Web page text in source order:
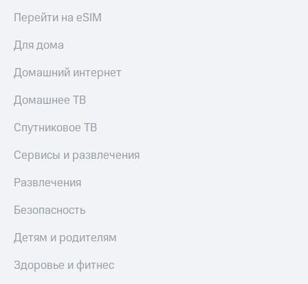
Перейти на eSIM
Для дома
Домашний интернет
Домашнее ТВ
Спутниковое ТВ
Сервисы и развлечения
Развлечения
Безопасность
Детям и родителям
Здоровье и фитнес